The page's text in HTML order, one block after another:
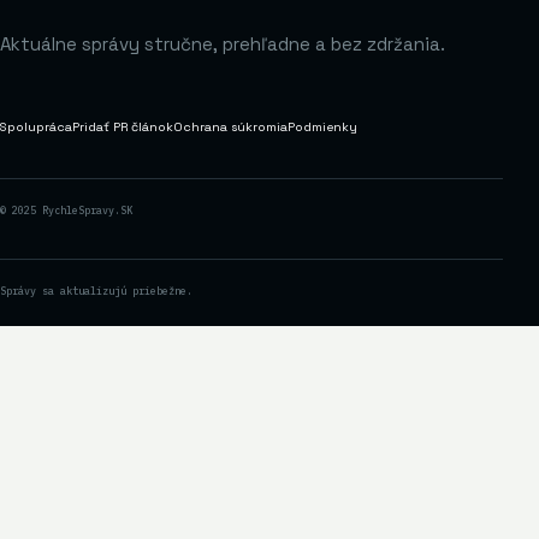
Aktuálne správy stručne, prehľadne a bez zdržania.
SpoluprácaPridať PR článokOchrana súkromiaPodmienky
© 2025 RychleSpravy.SK
Správy sa aktualizujú priebežne.